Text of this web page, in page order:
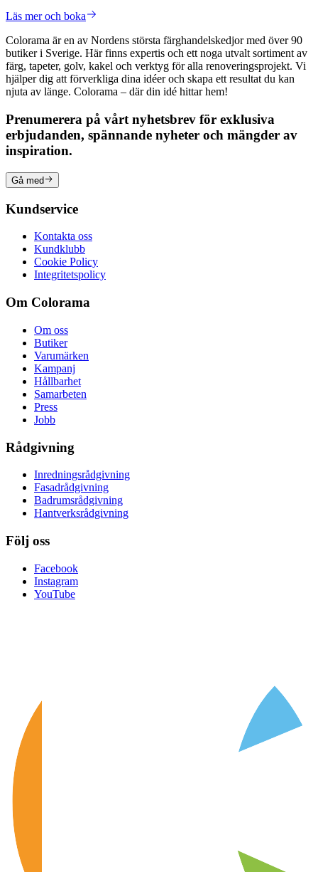
Läs mer och boka
Colorama är en av Nordens största färghandelskedjor med över 90
butiker i Sverige. Här finns expertis och ett noga utvalt sortiment av
färg, tapeter, golv, kakel och verktyg för alla renoveringsprojekt. Vi
hjälper dig att förverkliga dina idéer och skapa ett resultat du kan
njuta av länge. Colorama – där din idé hittar hem!
Prenumerera på vårt nyhetsbrev för exklusiva
erbjudanden, spännande nyheter och mängder av
inspiration.
Gå med
Kundservice
Kontakta oss
Kundklubb
Cookie Policy
Integritetspolicy
Om Colorama
Om oss
Butiker
Varumärken
Kampanj
Hållbarhet
Samarbeten
Press
Jobb
Rådgivning
Inredningsrådgivning
Fasadrådgivning
Badrumsrådgivning
Hantverksrådgivning
Följ oss
Facebook
Instagram
YouTube